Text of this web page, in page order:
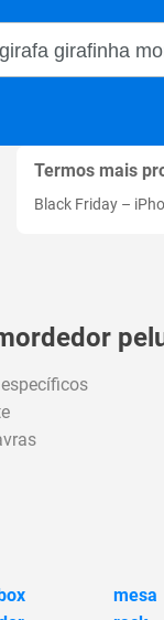
no Magalu
Termos mais
Black Friday –
mesa